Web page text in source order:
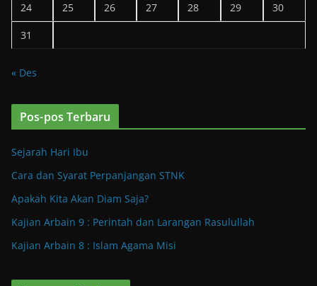
24 25 26 27 28 29 30
31
« Des
Pos-pos Terbaru
Sejarah Hari Ibu
Cara dan Syarat Perpanjangan STNK
Apakah Kita Akan Diam Saja?
Kajian Arbain 9 : Perintah dan Larangan Rasulullah
Kajian Arbain 8 : Islam Agama Misi